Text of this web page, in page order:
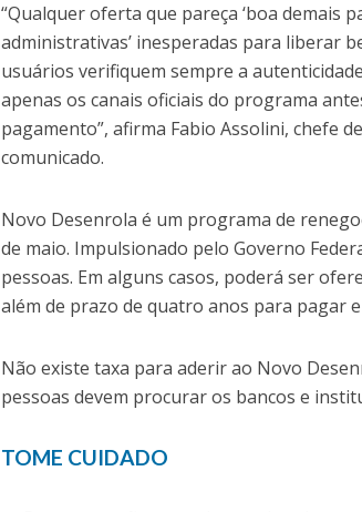
“Qualquer oferta que pareça ‘boa demais
administrativas’ inesperadas para liberar
usuários verifiquem sempre a
apenas os canais oficiais do programa
pagamento”, afirma Fabio Assolini, chefe
comunicado.
Novo Desenrola é um programa de
de maio. Impulsionado pelo Governo
pessoas. Em alguns casos, poderá ser
além de prazo de quatro anos para pagar
Não existe taxa para aderir ao Novo
pessoas devem procurar os bancos e
TOME CUIDADO